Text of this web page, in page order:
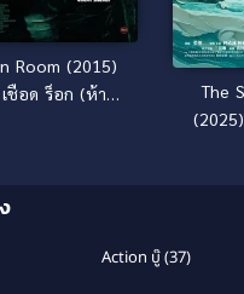
Room (2015)
ชือด ร็อก (ห้าม
The
Action บู๊(37)